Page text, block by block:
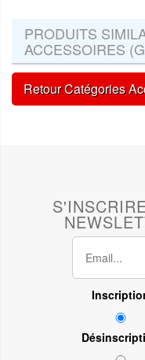
PRODUITS
ACCESSOIRES
Retour Catégories